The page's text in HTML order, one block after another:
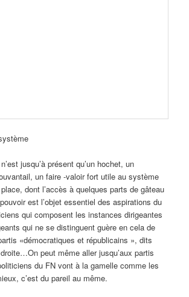
jusqu’à présent qu’un hochet, un
un faire -valoir fort utile au système
dont l’accès à quelques parts de gâteau
est l’objet essentiel des aspirations du
qui composent les instances dirigeantes
qui ne se distinguent guère en cela de
«démocratiques et républicains », dits
peut même aller jusqu’aux partis
du FN vont à la gamelle comme les
c’est du pareil au même.